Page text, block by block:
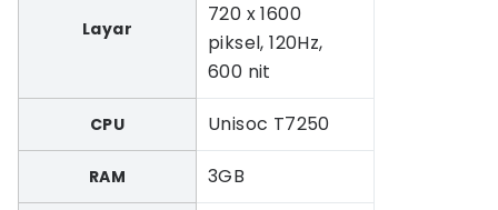
Layar
720 x 1600
piksel, 120Hz,
600 nit
CPU Unisoc T7250
RAM 3GB